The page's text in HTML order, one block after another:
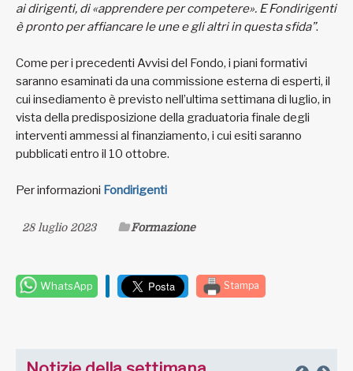
ai dirigenti, di «apprendere per competere». E Fondirigenti
è pronto per affiancare le une e gli altri in questa sfida”.
Come per i precedenti Avvisi del Fondo, i piani formativi
saranno esaminati da una commissione esterna di esperti, il
cui insediamento è previsto nell’ultima settimana di luglio, in
vista della predisposizione della graduatoria finale degli
interventi ammessi al finanziamento, i cui esiti saranno
pubblicati entro il 10 ottobre.
Per informazioni Fondirigenti
28 luglio 2023 Formazione
WhatsApp Stampa